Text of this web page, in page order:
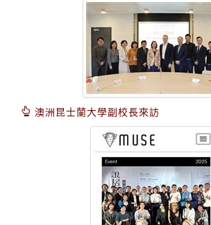
澳洲昆士蘭大學副校長來訪